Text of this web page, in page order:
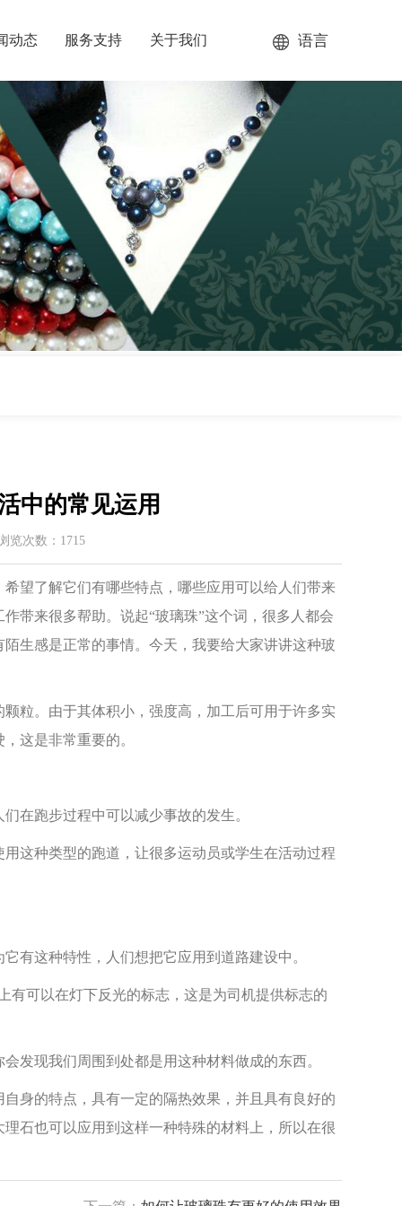
动态 服务支持 关于我们 语言
中的常见运用
览次数：1715
望了解它们有哪些特点，哪些应用可以给人们带来
带来很多帮助。说起“玻璃珠”这个词，很多人都会
生感是正常的事情。今天，我要给大家讲讲这种玻
。由于其体积小，强度高，加工后可用于许多实
这是非常重要的。
跑步过程中可以减少事故的发生。
种类型的跑道，让很多运动员或学生在活动过程
这种特性，人们想把它应用到道路建设中。
可以在灯下反光的标志，这是为司机提供标志的
现我们周围到处都是用这种材料做成的东西。
的特点，具有一定的隔热效果，并且具有良好的
石也可以应用到这样一种特殊的材料上，所以在很